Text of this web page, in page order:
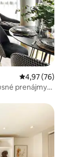
Priemerné
4,97 (76)
prenájmy